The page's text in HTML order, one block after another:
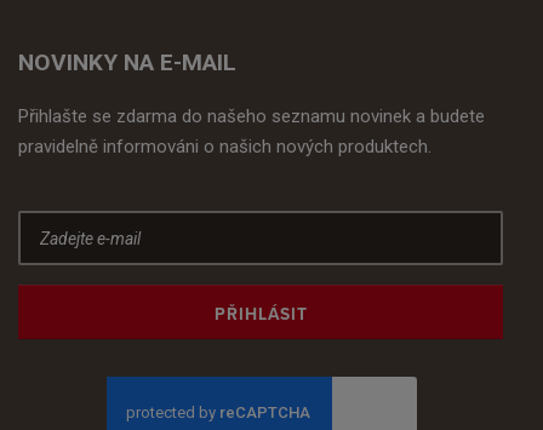
NOVINKY NA E-MAIL
Přihlašte se zdarma do našeho seznamu novinek a budete
pravidelně informováni o našich nových produktech.
PŘIHLÁSIT